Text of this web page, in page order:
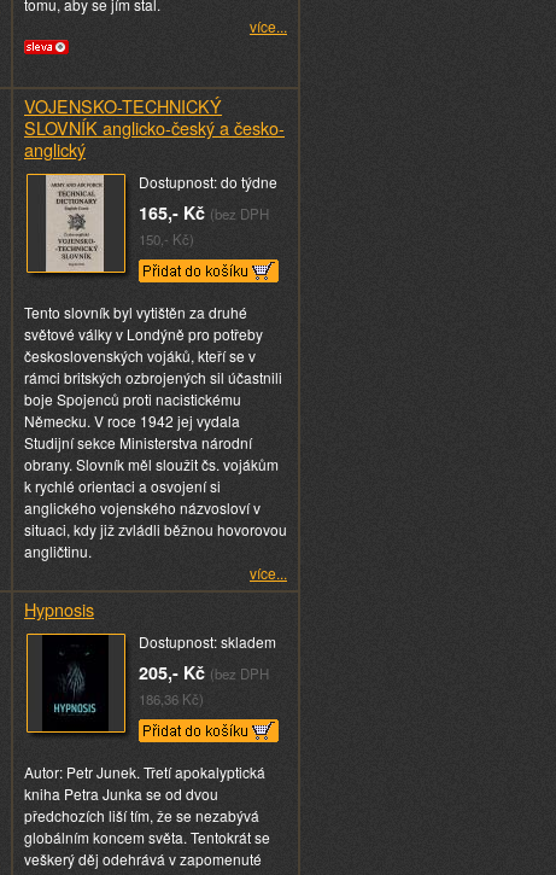
tomu, aby se jím stal.
více...
VOJENSKO-TECHNICKÝ
SLOVNÍK anglicko-český a česko-
anglický
Dostupnost: do týdne
165,- Kč (bez DPH
150,- Kč)
Tento slovník byl vytištěn za druhé
světové války v Londýně pro potřeby
československých vojáků, kteří se v
rámci britských ozbrojených sil účastnili
boje Spojenců proti nacistickému
Německu. V roce 1942 jej vydala
Studijní sekce Ministerstva národní
obrany. Slovník měl sloužit čs. vojákům
k rychlé orientaci a osvojení si
anglického vojenského názvosloví v
situaci, kdy již zvládli běžnou hovorovou
angličtinu.
více...
Hypnosis
Dostupnost: skladem
205,- Kč (bez DPH
186,36 Kč)
Autor: Petr Junek. Třetí apokalyptická
kniha Petra Junka se od dvou
předchozích liší tím, že se nezabývá
globálním koncem světa. Tentokrát se
veškerý děj odehrává v zapomenuté